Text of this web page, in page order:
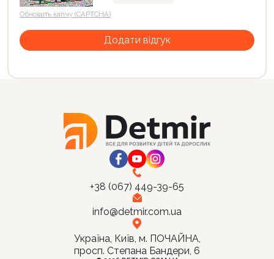
Обновить капчу (CAPTCHA)
+38 (067) 449-39-65
info@detmir.com.ua
Україна, Київ, м. ПОЧАЙНА,
просп. Степана Бандери, 6